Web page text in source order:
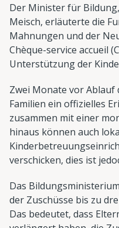
Der Minister für
Meisch, erläuterte die
Mahnungen und der
Chèque-service accueil
Unterstützung der
Zwei Monate vor Ablauf
Familien ein offizielles
zusammen mit einer
hinaus können auch
verschicken, dies ist
Das
der Zuschüsse bis zu
Das bedeutet, dass